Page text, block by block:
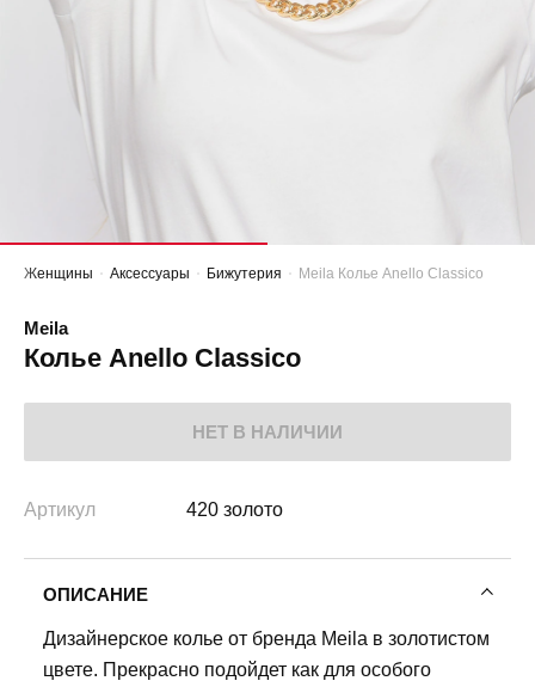
Женщины Аксессуары Бижутерия Meila Колье Anello Classico
Meila
Колье Anello Classico
НЕТ В НАЛИЧИИ
Артикул 420 золото
ОПИСАНИЕ
Дизайнерское колье от бренда Meila в золотистом
цвете. Прекрасно подойдет как для особого